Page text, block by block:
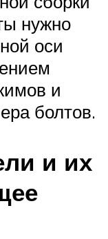
нужно
оси
и
болтов.
и их